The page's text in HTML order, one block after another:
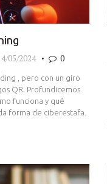
05/2024 0
, pero con un giro
QR. Profundicemos
funciona y qué
forma de ciberestafa.